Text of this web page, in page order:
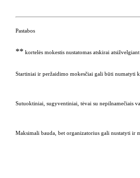
Pastabos
** kortelės mokestis nustatomas atskirai
Startiniai ir peržaidimo mokesčiai gali būti numatyti
Sutuoktiniai, sugyventiniai, tėvai su nepilnamečiais
Maksimali bauda, bet organizatorius gali nustatyti ir